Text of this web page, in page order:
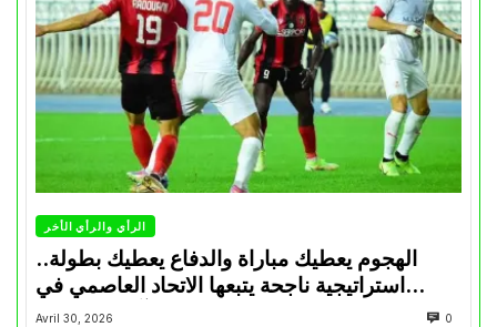
الرأي والرأي الأخر
الهجوم يعطيك مباراة والدفاع يعطيك بطولة..
استراتيجية ناجحة يتبعها الاتحاد العاصمي في
تتويجاته آخر السنوات
Avril 30, 2026 0